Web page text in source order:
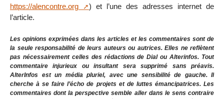
https://alencontre.org
) et l’une des adresses internet de
l’article.
Les opinions exprimées dans les articles et les commentaires sont de
la seule responsabilité de leurs auteurs ou autrices. Elles ne reflètent
pas nécessairement celles des rédactions de Dial ou Alterinfos. Tout
commentaire injurieux ou insultant sera supprimé sans préavis.
AlterInfos est un média pluriel, avec une sensibilité de gauche. Il
cherche à se faire l’écho de projets et de luttes émancipatrices. Les
commentaires dont la perspective semble aller dans le sens contraire